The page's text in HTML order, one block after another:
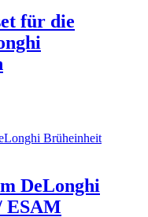
für die
DeLonghi
ESAM